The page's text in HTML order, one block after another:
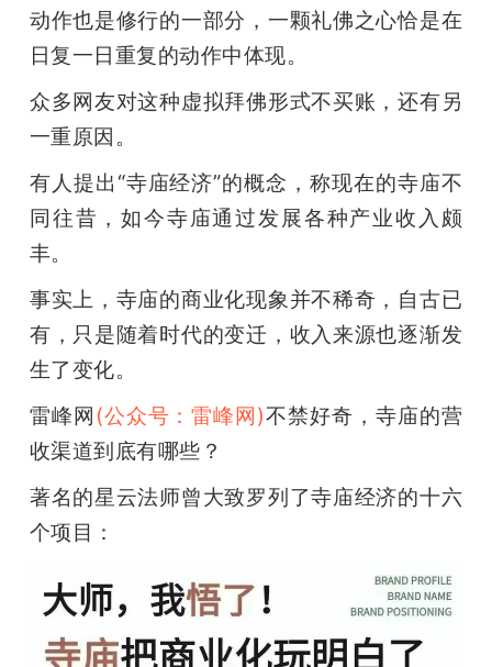
动作也是修行的一部分，一颗礼佛之心恰是在
日复一日重复的动作中体现。
众多网友对这种虚拟拜佛形式不买账，还有另
一重原因。
有人提出“寺庙经济”的概念，称现在的寺庙不
同往昔，如今寺庙通过发展各种产业收入颇
丰。
事实上，寺庙的商业化现象并不稀奇，自古已
有，只是随着时代的变迁，收入来源也逐渐发
生了变化。
雷峰网 (公众号：雷峰网)不禁好奇，寺庙的营
收渠道到底有哪些？
著名的星云法师曾大致罗列了寺庙经济的十六
个项目：